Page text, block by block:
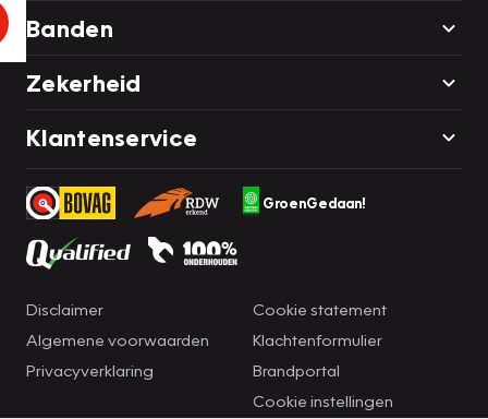
Banden
Zekerheid
Klantenservice
GroenGedaan!
Disclaimer
Algemene voorwaarden
Privacyverklaring
Cookie statement
Klachtenformulier
Brandportal
Cookie instellingen